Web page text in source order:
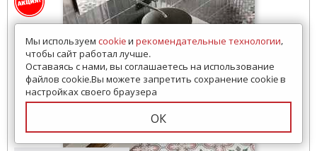
Мы используем cookieи рекомендательные технологии,
чтобы сайт работал лучше.
Оставаясь с нами, вы соглашаетесь на использование
файлов cookie.Вы можете запретить сохранение cookie в
настройках своего браузера
ОК